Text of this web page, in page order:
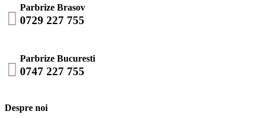

Parbrize Brasov
0729 227 755

Parbrize Bucuresti
0747 227 755
Despre noi